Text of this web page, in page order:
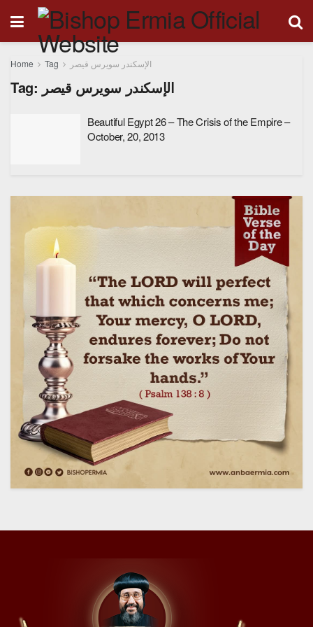
Home Tag الإسكندر سويرس قيصر
Tag: الإسكندر سويرس قيصر
Beautiful Egypt 26 – The Crisis of the Empire –
October, 20, 2013